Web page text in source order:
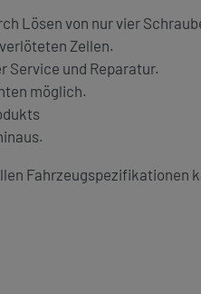
Lösen von nur vier
Zellen.
und Reparatur.
möglich.
Fahrzeugspezifikationen